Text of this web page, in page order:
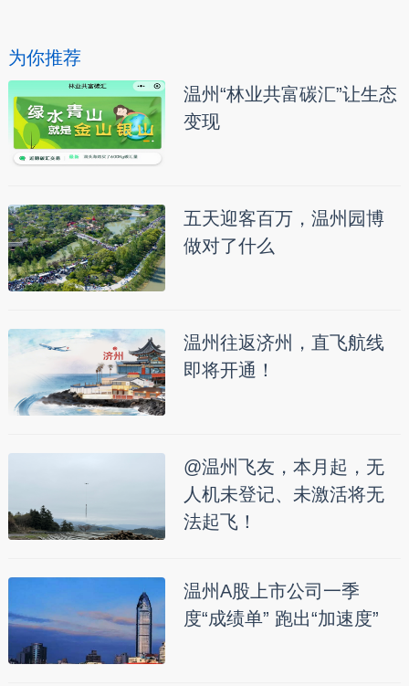
为你推荐
温州“林业共富碳汇”让生态
变现
五天迎客百万，温州园博
做对了什么
温州往返济州，直飞航线
即将开通！
@温州飞友，本月起，无
人机未登记、未激活将无
法起飞！
温州A股上市公司一季
度“成绩单” 跑出“加速度”